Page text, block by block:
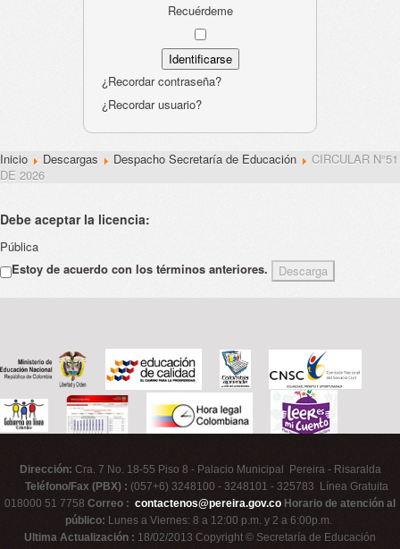
Recuérdeme
¿Recordar contraseña?
¿Recordar usuario?
Inicio Descargas Despacho Secretaría de Educación
CIRCULAR N°51
DE 2026
Debe aceptar la licencia:
Pública
Estoy de acuerdo con los términos anteriores.
Dirección: Cra. 7 No. 18-55 Piso 8 - Palacio Municipal Pereira - Risaralda
Teléfono/Fax (PBX) : (057+6) 3248100 - 3248101 - 325783 Línea Gratuita
018000 51 7758 Correo : contactenos@pereira.gov.co Horario de atención al
público: Lunes a Viernes: 8 a 12:00 p.m. y 2 a 6:00p.m.
Ultima Actualización : 18/02/2013 Copyright © Secretaría de Educación